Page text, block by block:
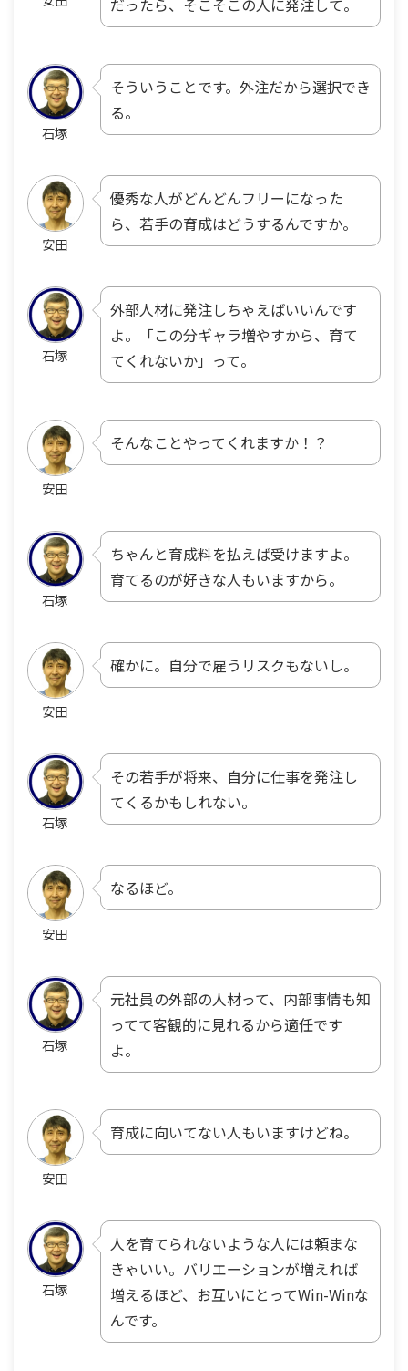
だったら、そこそこの人に発注して。
石塚
そういうことです。外注だから選択でき
る。
安田
優秀な人がどんどんフリーになった
ら、若手の育成はどうするんですか。
石塚
外部人材に発注しちゃえばいいんです
よ。「この分ギャラ増やすから、育て
てくれないか」って。
安田
そんなことやってくれますか！？
石塚
ちゃんと育成料を払えば受けますよ。
育てるのが好きな人もいますから。
安田
確かに。自分で雇うリスクもないし。
石塚
その若手が将来、自分に仕事を発注し
てくるかもしれない。
安田
なるほど。
石塚
元社員の外部の人材って、内部事情も知
ってて客観的に見れるから適任です
よ。
安田
育成に向いてない人もいますけどね。
石塚
人を育てられないような人には頼まな
きゃいい。バリエーションが増えれば
増えるほど、お互いにとってWin-Winな
んです。